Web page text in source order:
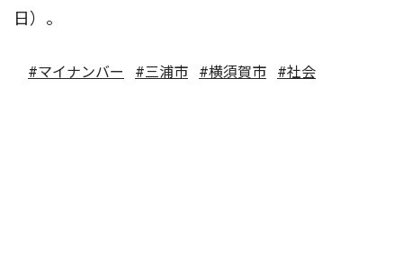
日）。
#マイナンバー #三浦市 #横須賀市 #社会